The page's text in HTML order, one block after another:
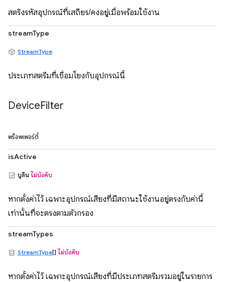
สตริงรหัสอุปกรณ์ที่เสถียร/คงอยู่เมื่อพร้อมใช้งาน
streamType
StreamType
ประเภทสตรีมที่เชื่อมโยงกับอุปกรณ์นี้
DeviceFilter
พร็อพเพอร์ตี้
isActive
บูลีน ไม่บังคับ
หากตั้งค่าไว้ เฉพาะอุปกรณ์เสียงที่มีสถานะใช้งานอยู่ตรงกับค่านี้
เท่านั้นที่จะตรงตามตัวกรอง
streamTypes
StreamType[] ไม่บังคับ
หากตั้งค่าไว้ เฉพาะอุปกรณ์เสียงที่มีประเภทสตรีมรวมอยู่ในรายการ